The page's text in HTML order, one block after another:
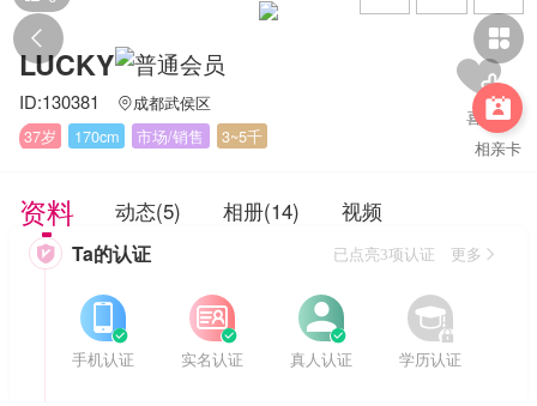
 

相亲卡
LUCKY
ID:130381 成都武侯区
37岁
170cm 市场/销售 3~5千
资料 动态(5) 相册(14) 视频
 Ta的认证 已点亮3项认证 更多


手机认证


实名认证


真人认证


学历认证